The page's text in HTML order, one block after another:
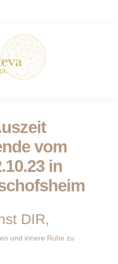
vom
in
DIR,
und innere Ruhe zu